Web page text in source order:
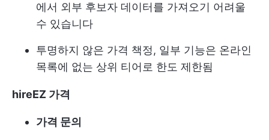
에서 외부 후보자 데이터를 가져오기 어려울
수 있습니다
투명하지 않은 가격 책정, 일부 기능은 온라인
목록에 없는 상위 티어로 한도 제한됨
hireEZ 가격
가격 문의